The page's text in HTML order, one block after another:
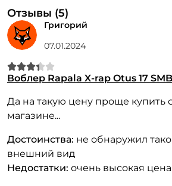
Отзывы (5)
Григорий
07.01.2024
Воблер Rapala X-rap Otus 17 SMB
Да на такую цену проще купить
магазине...
Достоинства: не обнаружил
внешний вид
Недостатки: очень высокая цена